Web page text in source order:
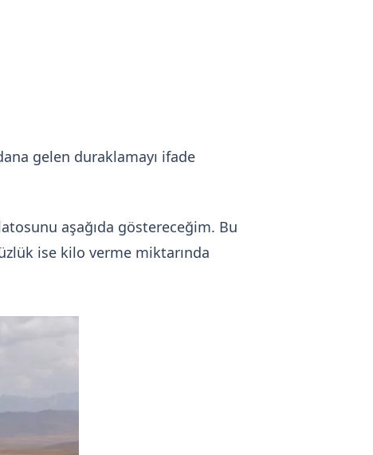
gelen duraklamayı ifade
aşağıda göstereceğim. Bu
ise kilo verme miktarında